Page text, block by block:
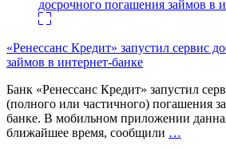
«Ренессанс Кредит» запустил сервис
займов в интернет-банке
Банк «Ренессанс Кредит» запустил
(полного или частичного) погашения
банке. В мобильном приложении
ближайшее время, сообщили …